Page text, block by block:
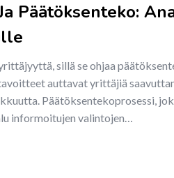
Päätöksenteko:
sillä se ohjaa
auttavat yrittäjiä
Päätöksentekoprosessi,
informoitujen valintojen…